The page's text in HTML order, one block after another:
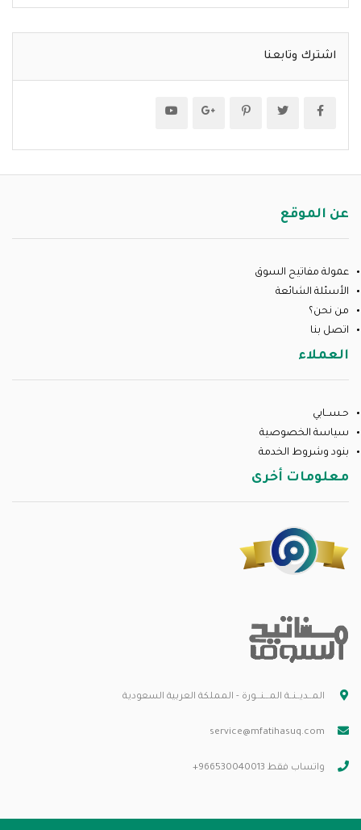
اشترك وتابعنا
عن الموقع
عمولة مفاتيح السوق
الأسئلة الشائعة
من نحن؟
اتصل بنا
العملاء
حـســابي
سياسة الخصوصية
بنود وشروط الخدمة
معلومات أخرى
المــديــنــة المـــنـــورة - المملكة العربية السعودية
service@mfatihasuq.com
واتساب فقط 966530040013+